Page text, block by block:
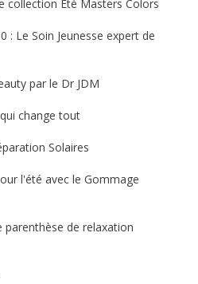
collection Été Masters Colors
: Le Soin Jeunesse expert de
par le Dr JDM
change tout
Solaires
l'été avec le Gommage
parenthèse de relaxation